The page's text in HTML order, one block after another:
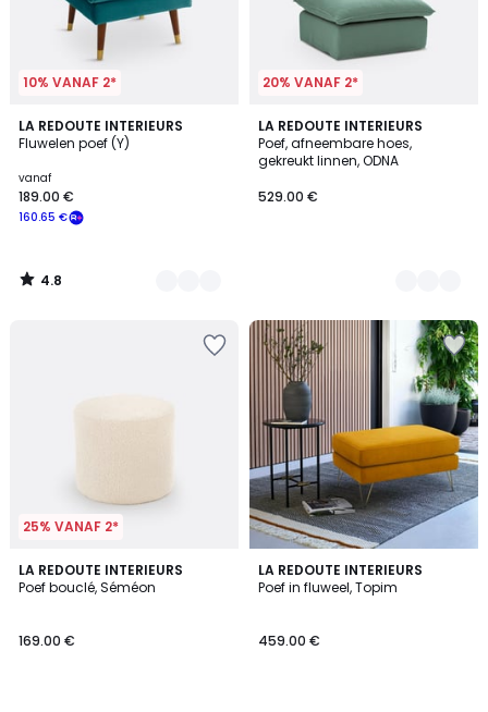
10% VANAF 2*
LA REDOUTE INTERIEURS
Fluwelen poef (Y)
vanaf
160.65 €
189.00 €
4.8
/ 5
6
Kleuren
4.8
/
20% VANAF 2*
LA REDOUTE INTERIEURS
Poef, afneembare hoes,
gekreukt linnen, ODNA
529.00 €
8
Kleuren
25% VANAF 2*
LA REDOUTE INTERIEURS
Poef bouclé, Séméon
169.00 €
4.9
/ 5
LA REDOUTE INTERIEURS
Poef in fluweel, Topim
459.00 €
3.8
/ 5
6
Kleuren